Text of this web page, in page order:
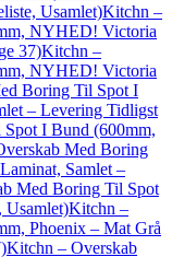
Usamlet)Kitchn –
NYHED! Victoria
37)Kitchn –
NYHED! Victoria
Boring Til Spot I
– Levering Tidligst
I Bund (600mm,
Med Boring
Samlet –
Med Boring Til Spot
Usamlet)Kitchn –
Phoenix – Mat Grå
Kitchn – Overskab